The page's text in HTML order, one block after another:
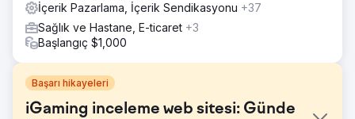
İçerik Pazarlama, İçerik Sendikasyonu +37
Sağlık ve Hastane, E-ticaret +3
Başlangıç $1,000
Başarı hikayeleri
iGaming inceleme web sitesi: Günde